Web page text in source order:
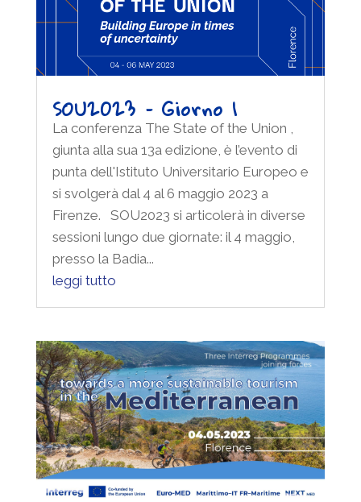
SOU2023 – Giorno 1
La conferenza The State of the Union ,
giunta alla sua 13a edizione, è l’evento di
punta dell'Istituto Universitario Europeo e
si svolgerà dal 4 al 6 maggio 2023 a
Firenze. SOU2023 si articolerà in diverse
sessioni lungo due giornate: il 4 maggio,
presso la Badia...
leggi tutto